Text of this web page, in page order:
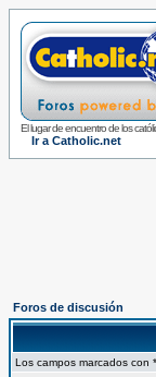
El lugar de encuentro de los
Ir a Catholic.net
Foros de discusión
Los campos marcados con